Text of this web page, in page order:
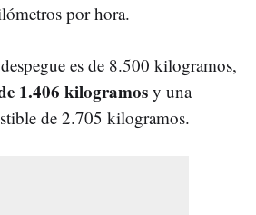
por hora.
es de 8.500 kilogramos,
1.406 kilogramos y una
de 2.705 kilogramos.